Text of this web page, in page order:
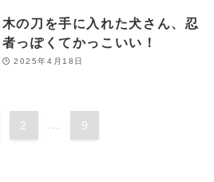
木の刀を手に入れた犬さん、忍
者っぽくてかっこいい！
2025年4月18日
2 ... 9